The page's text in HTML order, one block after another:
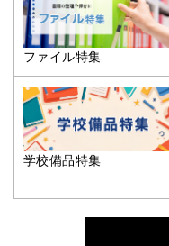
ファイル特集
学校備品特集